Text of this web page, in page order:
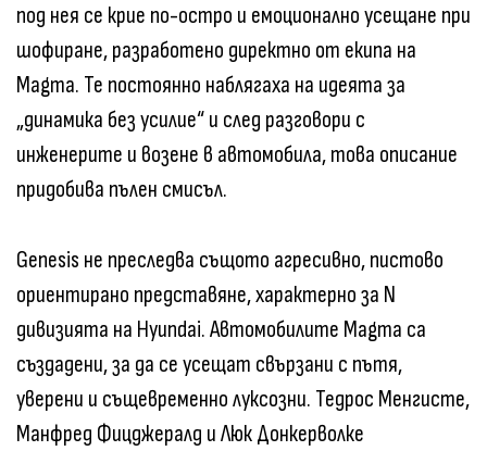
под нея се крие по-остро и емоционално усещане при
шофиране, разработено директно от екипа на
Magma. Те постоянно наблягаха на идеята за
„динамика без усилие“ и след разговори с
инженерите и возене в автомобила, това описание
придобива пълен смисъл.
Genesis не преследва същото агресивно, пистово
ориентирано представяне, характерно за N
дивизията на Hyundai. Автомобилите Magma са
създадени, за да се усещат свързани с пътя,
уверени и същевременно луксозни. Тедрос Менгисте,
Манфред Фицджералд и Люк Донкерволке